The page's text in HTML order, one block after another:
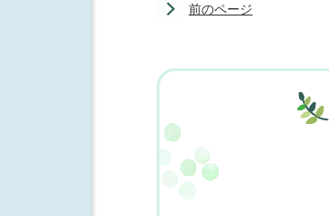
前のページ